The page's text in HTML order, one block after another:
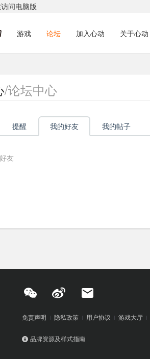
问电脑版
心
动
络
游戏 论坛 加入心动 关于心动
/论坛中心
提醒 我的好友 我的帖子
友
免责声明 隐私政策 用户协议 游戏大厅
品牌资源及样式指南